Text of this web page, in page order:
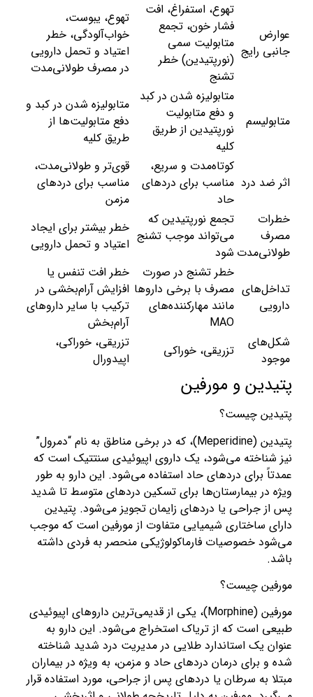
عوارض
جانبی رایج
تهوع، استفراغ، افت
فشار خون، تجمع
متابولیت سمی
(نورپتیدین) خطر
تشنج
تهوع، یبوست،
خواب‌آلودگی، خطر
اعتیاد و تحمل دارویی
در مصرف طولانی‌مدت
متابولیسم
متابولیزه شدن در کبد
و دفع متابولیت
نورپتیدین از طریق
کلیه
متابولیزه شدن در کبد و
دفع متابولیت‌ها از
طریق کلیه
اثر ضد درد
کوتاه‌مدت و سریع،
مناسب برای دردهای
حاد
قوی‌تر و طولانی‌مدت،
مناسب برای دردهای
مزمن
خطرات
مصرف
طولانی‌مدت
تجمع نورپتیدین که
می‌تواند موجب تشنج
شود
خطر بیشتر برای ایجاد
اعتیاد و تحمل دارویی
تداخل‌های
دارویی
خطر تشنج در صورت
مصرف با برخی داروها
مانند مهارکننده‌های
MAO
خطر افت تنفس یا
افزایش آرام‌بخشی در
ترکیب با سایر داروهای
آرام‌بخش
شکل‌های
موجود
تزریقی، خوراکی
تزریقی، خوراکی،
اپیدورال
پتیدین و مورفین
پتیدین چیست؟
پتیدین (Meperidine)، که در برخی مناطق به نام “دمرول”
نیز شناخته می‌شود، یک داروی اپیوئیدی سنتتیک است که
عمدتاً برای دردهای حاد استفاده می‌شود. این دارو به طور
ویژه در بیمارستان‌ها برای تسکین دردهای متوسط تا شدید
پس از جراحی یا دردهای زایمان تجویز می‌شود. پتیدین
دارای ساختاری شیمیایی متفاوت از مورفین است که موجب
می‌شود خصوصیات فارماکولوژیکی منحصر به فردی داشته
باشد.
مورفین چیست؟
مورفین (Morphine)، یکی از قدیمی‌ترین داروهای اپیوئیدی
طبیعی است که از تریاک استخراج می‌شود. این دارو به
عنوان یک استاندارد طلایی در مدیریت درد شدید شناخته
شده و برای درمان دردهای حاد و مزمن، به ویژه در بیماران
مبتلا به سرطان یا دردهای پس از جراحی، مورد استفاده قرار